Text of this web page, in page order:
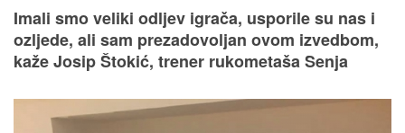
Imali smo veliki odljev igrača, usporile su nas i
ozljede, ali sam prezadovoljan ovom izvedbom,
kaže Josip Štokić, trener rukometaša Senja